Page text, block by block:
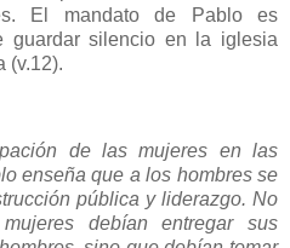
El mandato de Pablo es
guardar silencio en la iglesia
(v.12).
de las mujeres en las
enseña que a los hombres se
pública y liderazgo. No
debían entregar sus